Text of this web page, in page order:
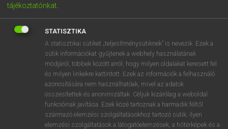
tájékoztatónkat
STATISZTIKA
A statisztikai sütiket „teljesítménysütiknek” is nevezik. Ezek a
sütik információkat gyűjtenek a webhely használatának
módjáról, többek között arról, hogy milyen oldalakat keresett fel
és milyen linkekre kattintott. Ezek az információk a felhasználó
azonosítására nem használhatóak, mivel az adatok
összesítettek és anonimizáltak. Céljuk kizárólag a weboldal
funkcióinak javítása. Ezek közé tartoznak a harmadik féltől
származó elemzési szolgáltatásokhoz tartozó sütik; ilyen
elemzési szolgáltatások a látogatóelemzések, a hőtérképek és a